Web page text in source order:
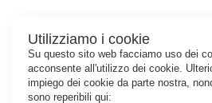
Utilizziamo i cookie
Su questo sito web facciamo uso dei
acconsente all'utilizzo dei cookie.
impiego dei cookie da parte nostra,
sono reperibili qui: